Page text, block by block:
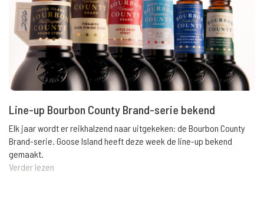
Line-up Bourbon County Brand-serie bekend
Elk jaar wordt er reikhalzend naar uitgekeken: de Bourbon County
Brand-serie. Goose Island heeft deze week de line-up bekend
gemaakt.
Verder lezen